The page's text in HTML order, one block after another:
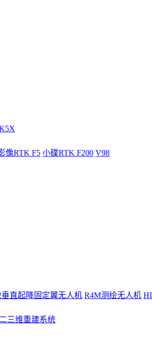
像RTK F5 小碟RTK F200 V98
垂直起降固定翼无人机 R4M测绘无人机
三维重建系统